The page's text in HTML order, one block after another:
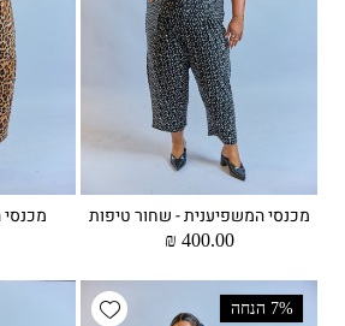
מכנסי המשפיענית - שחור טיפות
מחיר
400.00 ₪
Add wishlist 7% הנחה